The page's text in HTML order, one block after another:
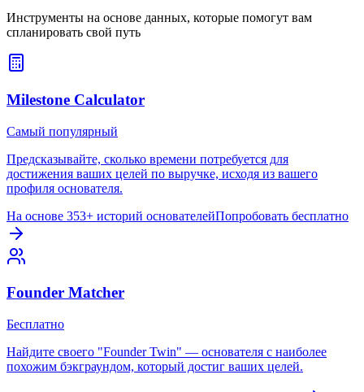
Инструменты на основе данных, которые помогут вам
спланировать свой путь
Milestone Calculator
Самый популярный
Предсказывайте, сколько времени потребуется для
достижения ваших целей по выручке, исходя из вашего
профиля основателя.
На основе 353+ историй основателейПопробовать бесплатно
Founder Matcher
Бесплатно
Найдите своего "Founder Twin" — основателя с наиболее
похожим бэкграундом, который достиг ваших целей.